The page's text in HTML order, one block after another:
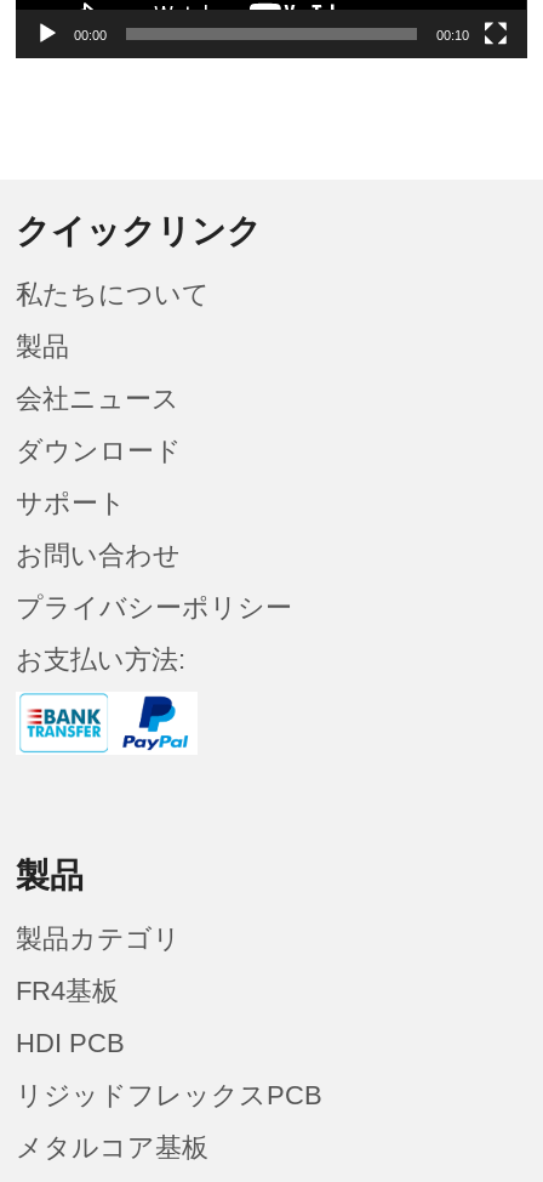
00:00 00:10
クイックリンク
私たちについて
製品
会社ニュース
ダウンロード
サポート
お問い合わせ
プライバシーポリシー
お支払い方法:
製品
製品カテゴリ
FR4基板
HDI PCB
リジッドフレックスPCB
メタルコア基板